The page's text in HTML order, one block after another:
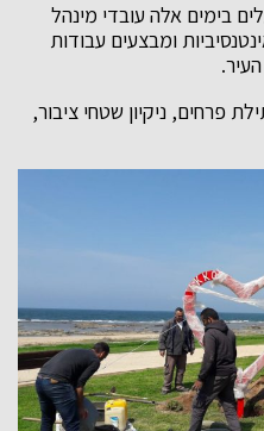
בימים אלה עובדי מינהל
ומבצעים עבודות
פרחים, ניקיון שטחי ציבור,